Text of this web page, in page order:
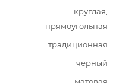
круглая,
прямоугольная
традиционная
черный